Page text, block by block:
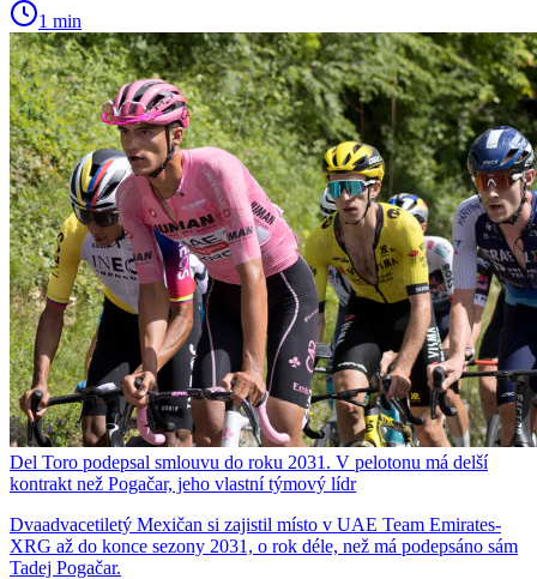
1 min
Del Toro podepsal smlouvu do roku 2031. V pelotonu má delší
kontrakt než Pogačar, jeho vlastní týmový lídr
Dvaadvacetiletý Mexičan si zajistil místo v UAE Team Emirates-
XRG až do konce sezony 2031, o rok déle, než má podepsáno sám
Tadej Pogačar.